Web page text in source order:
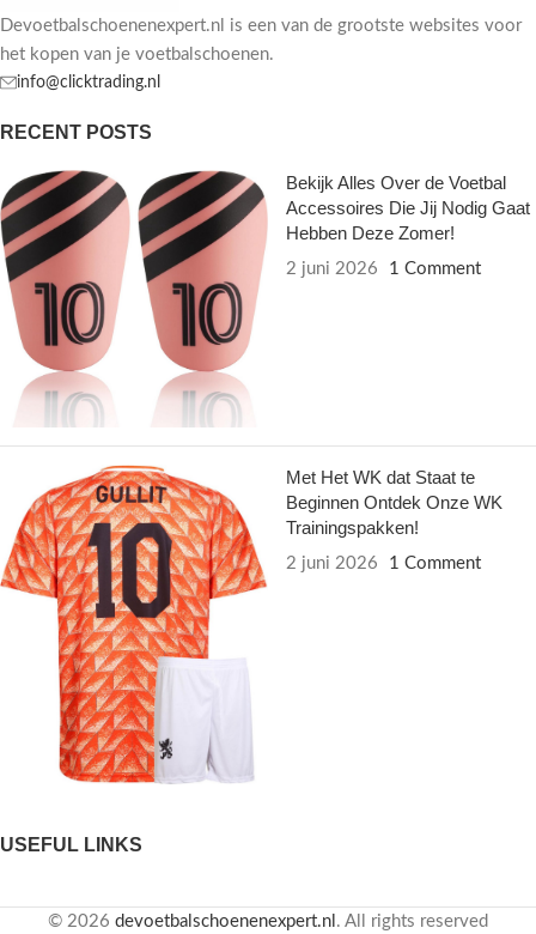
Devoetbalschoenenexpert.nl is een van de grootste websites voor
het kopen van je voetbalschoenen.
info@clicktrading.nl
RECENT POSTS
Bekijk Alles Over de Voetbal
Accessoires Die Jij Nodig Gaat
Hebben Deze Zomer!
2 juni 2026 1 Comment
Met Het WK dat Staat te
Beginnen Ontdek Onze WK
Trainingspakken!
2 juni 2026 1 Comment
USEFUL LINKS
© 2026 devoetbalschoenenexpert.nl . All rights reserved